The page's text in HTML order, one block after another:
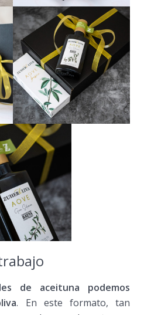
de aceituna podemos
. En este formato, tan